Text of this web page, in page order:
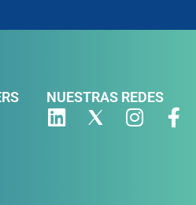
NUESTRAS REDES